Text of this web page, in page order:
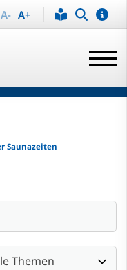
A- A+
Saunazeiten